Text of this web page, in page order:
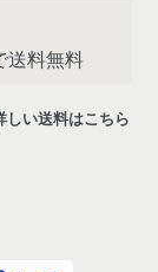
送料無料
しい送料はこちら